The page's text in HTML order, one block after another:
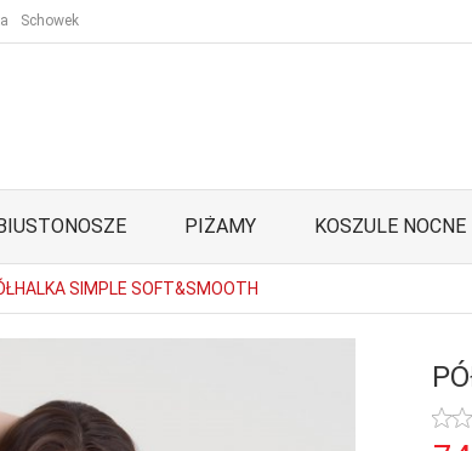
Schowek
PIŻAMY KOSZULE NOCNE
SIMPLE SOFT&SMOOTH